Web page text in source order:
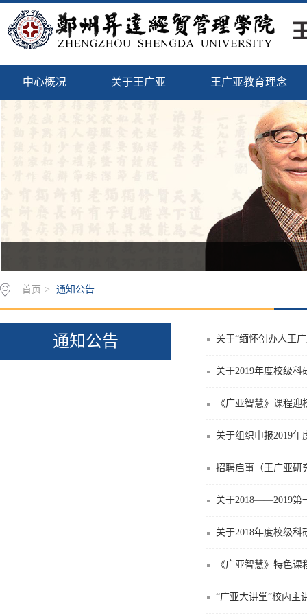
中心概况 关于王广亚 王广亚教育理念
首页 > 通知公告
通知公告 关于“缅怀创办人王
关于2019年度校级科
《广亚智慧》课程
关于组织申报2019
招聘启事（王广亚研
关于2018——2019第
关于2018年度校级科
《广亚智慧》特色课
“广亚大讲堂”校内主